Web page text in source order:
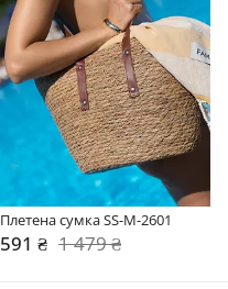
Плетена сумка SS-M-2601
591 ₴ 1 479 ₴